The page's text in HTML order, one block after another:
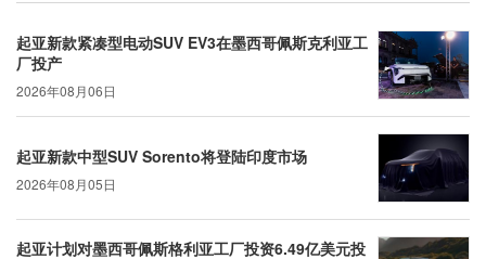
起亚新款紧凑型电动SUV EV3在墨西哥佩斯克利亚工
厂投产
2026年08月06日
起亚新款中型SUV Sorento将登陆印度市场
2026年08月05日
起亚计划对墨西哥佩斯格利亚工厂投资6.49亿美元投